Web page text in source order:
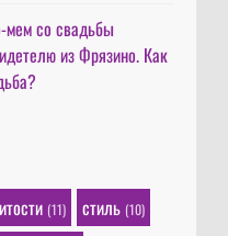
мем со свадьбы
из Фрязино. Как
(11) стиль (10)